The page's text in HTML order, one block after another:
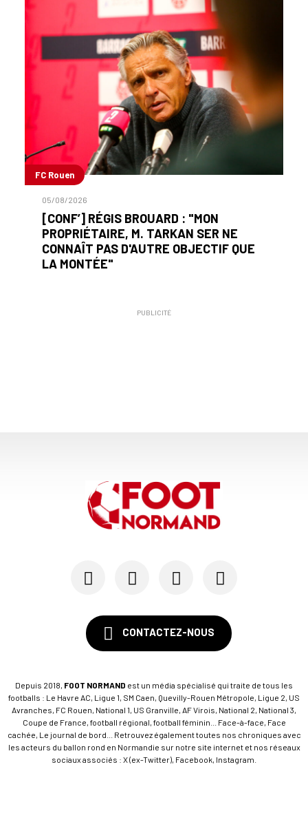
FC Rouen
05/08/2026
[CONF’] RÉGIS BROUARD : "MON
PROPRIÉTAIRE, M. TARKAN SER NE
CONNAÎT PAS D'AUTRE OBJECTIF QUE
LA MONTÉE"
PUBLICITÉ
CONTACTEZ-NOUS
Depuis 2018, FOOT NORMAND est un média spécialisé qui traite de tous les
footballs : Le Havre AC, Ligue 1, SM Caen, Quevilly-Rouen Métropole, Ligue 2, US
Avranches, FC Rouen, National 1, US Granville, AF Virois, National 2, National 3,
Coupe de France, football régional, football féminin... Face-à-face, Face
cachée, Le journal de bord... Retrouvez également toutes nos chroniques avec
les acteurs du ballon rond en Normandie sur notre site internet et nos réseaux
sociaux associés : X (ex-Twitter), Facebook, Instagram.